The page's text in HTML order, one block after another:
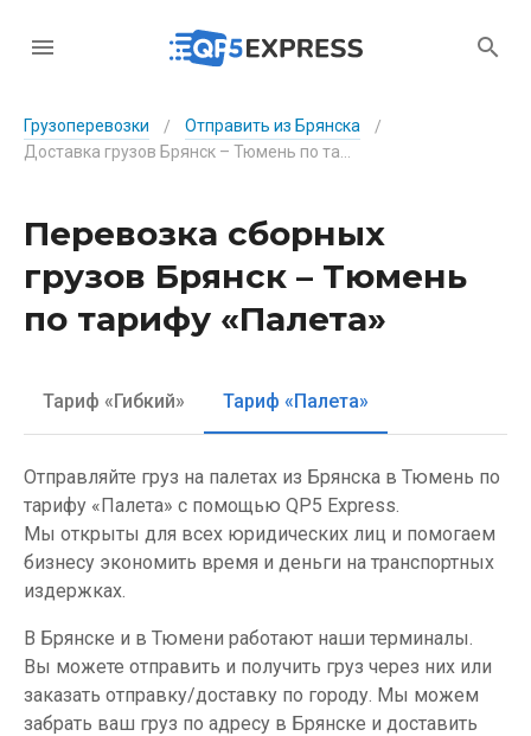
Грузоперевозки / Отправить из Брянска
/
Перевозка сборных
грузов Брянск – Тюмень
по тарифу «Палета»
Тариф «Гибкий» Тариф «Палета»
Отправляйте груз на палетах из Брянска в Тюмень по
тарифу «Палета» с помощью QP5 Express.
Мы открыты для всех юридических лиц и помогаем
бизнесу экономить время и деньги на транспортных
издержках.
В Брянске и в Тюмени работают наши терминалы.
Вы можете отправить и получить груз через них или
заказать отправку/доставку по городу. Мы можем
забрать ваш груз по адресу в Брянске и доставить